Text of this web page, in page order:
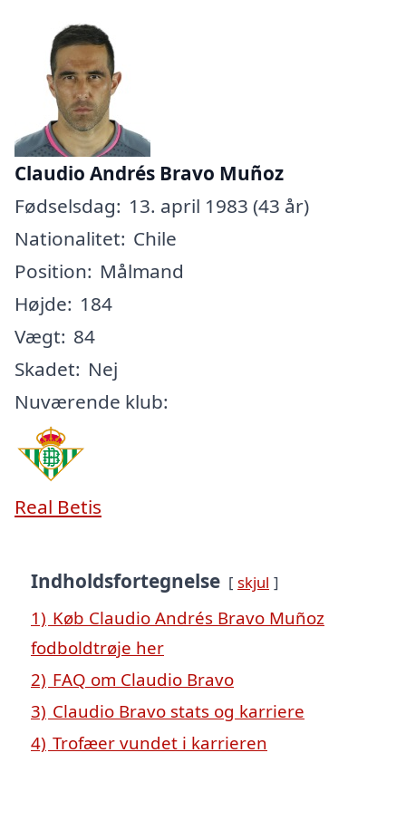
Claudio Andrés Bravo Muñoz
Fødselsdag: 13. april 1983 (43 år)
Nationalitet: Chile
Position: Målmand
Højde: 184
Vægt: 84
Skadet: Nej
Nuværende klub:
Real Betis
Indholdsfortegnelse skjul
1) Køb Claudio Andrés Bravo Muñoz
fodboldtrøje her
2) FAQ om Claudio Bravo
3) Claudio Bravo stats og karriere
4) Trofæer vundet i karrieren